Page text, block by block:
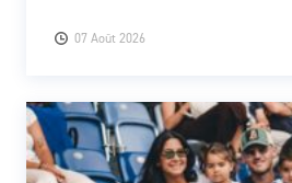
07 Août 2026